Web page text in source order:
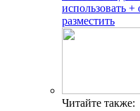
использовать
разместить
Читайте также: